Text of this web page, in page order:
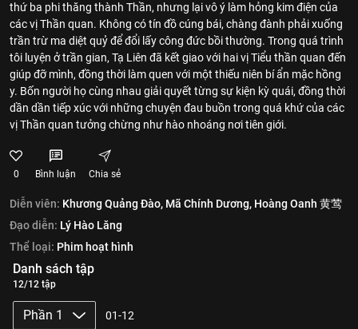
thứ ba phi thăng thành Thần, nhưng lại vô ý làm hỏng kim điện của
các vị Thần quan. Không có tín đồ cúng bái, chàng đành phải xuống
trần trừ ma diệt quỷ để đổi lấy công đức bồi thường. Trong quá trình
tôi luyện ở trần gian, Tạ Liên đã kết giao với hai vị Tiểu thần quan đến
giúp đỡ mình, đồng thời làm quen với một thiếu niên bí ẩn mặc hồng
y. Bốn người họ cùng nhau giải quyết từng sự kiện kỳ quái, đồng thời
dần dần tiếp xúc với những chuyện đau buồn trong quá khứ của các
vị Thần quan tưởng chừng như hào nhoáng nơi tiên giới.
0 Bình luận Chia sẻ
Diễn viên: Khương Quảng Đào, Mã Chính Dương, Hoàng Oanh 黄莺
Đạo diễn: Lý Hào Lăng
Thể loại: Phim hoạt hình
Danh sách tập
12/12 tập
Phần 1 01-12